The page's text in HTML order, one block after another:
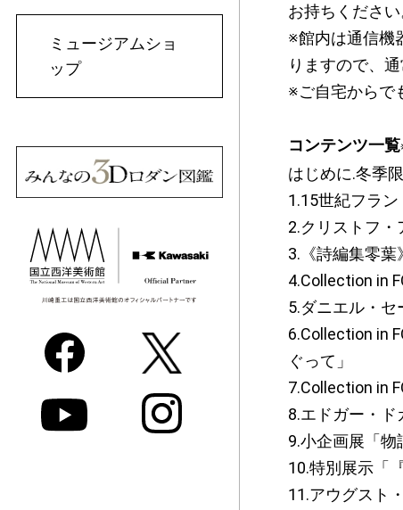
ミュージアムショ
ップ
お持ちください
※館内は通信機
りますので、
※ご自宅からで
コンテンツ一覧
はじめに.冬季
1.15世紀フラ
2.クリストフ・
3.《詩編集零葉
4.Collection in
5.ダニエル・セ
6.Collection in
ぐって」
7.Collection in
8.エドガー・ド
9.小企画展「
10.特別展示「
11.アウグスト